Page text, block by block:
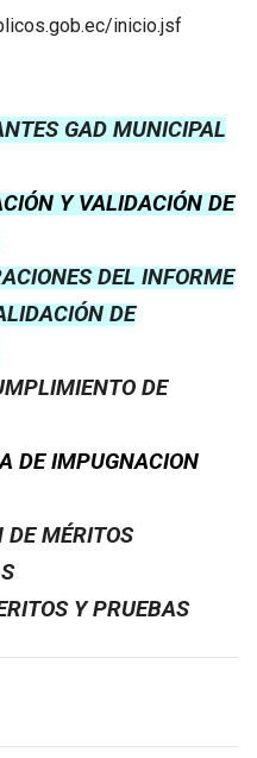
inicio.jsf
GAD MUNICIPAL
Y VALIDACIÓN DE
DEL INFORME
DE
DE
DE IMPUGNACION
DE MÉRITOS
Y PRUEBAS